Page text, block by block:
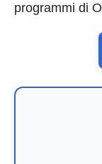
programmi di